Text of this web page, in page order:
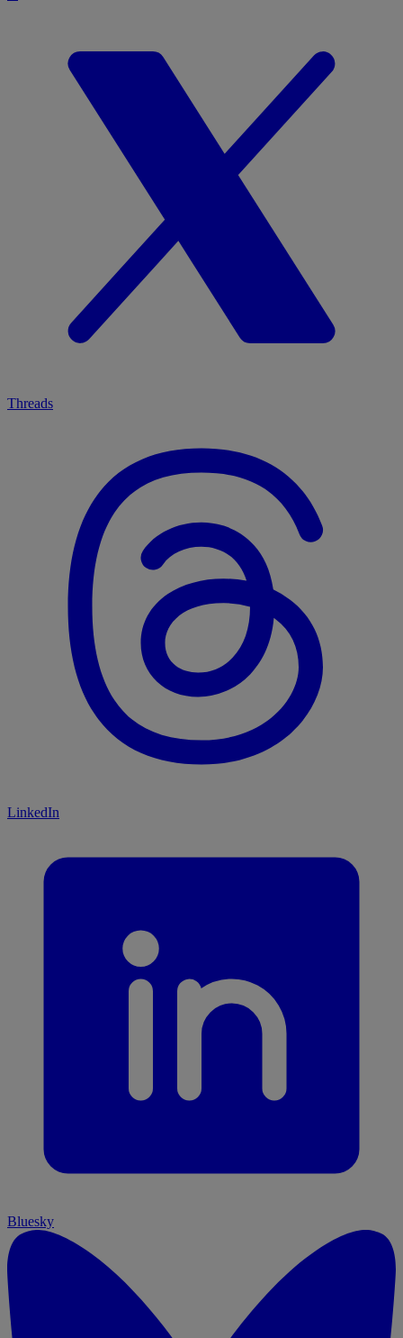
Threads
LinkedIn
Bluesky